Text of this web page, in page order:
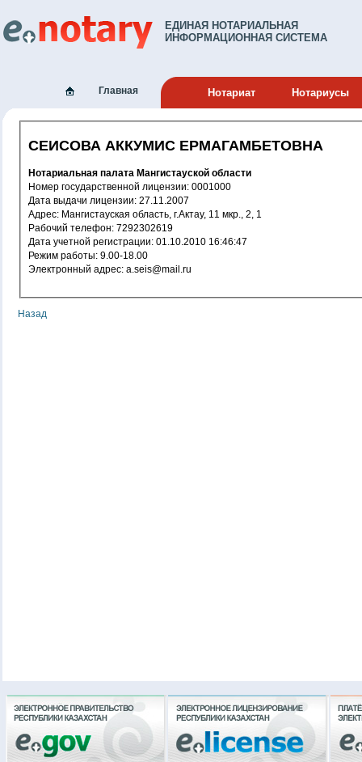
ЕДИНАЯ НОТАРИАЛЬНАЯ
ИНФОРМАЦИОННАЯ СИСТЕМА
Главная Нотариат Нотариусы
СЕИСОВА АККУМИС ЕРМАГАМБЕТОВНА
Нотариальная палата Мангистауской области
Номер государственной лицензии: 0001000
Дата выдачи лицензии: 27.11.2007
Адрес: Мангистауская область, г.Актау, 11 мкр., 2, 1
Рабочий телефон: 7292302619
Дата учетной регистрации: 01.10.2010 16:46:47
Режим работы: 9.00-18.00
Электронный адрес: a.seis@mail.ru
Назад